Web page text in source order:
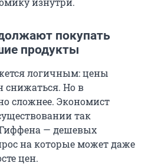
покупать
продукты
логичным: цены
снижаться. Но в
сложнее. Экономист
так
— дешевых
на которые может даже
цен.